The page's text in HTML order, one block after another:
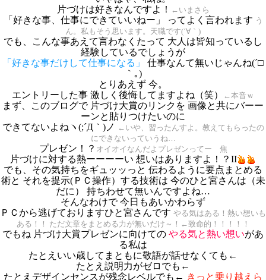
片づけは好きなんですよ！ ←いまさら
「好きな事、仕事にできていいねー」 ってよく言われます う
ん。私もそう思います。天職です(´∀｀)
でも、こんな事あえて言わなくたって 大人は皆知っているし
経験しているでしょうが
「 好きな事だけして仕事になる」 仕事なんて無いじゃんね(´□
｀｡)
とりあえず 今。
エントリーした事 激しく後悔してますよね（笑）
←本音ｗ
まず、このブログで 片づけ大賞のリンクを 画像と共にバーー
ーンと貼りつけたいのに
できてないよねヽ(;´Д｀)ノ ←いや、習ったんすよ。教えてもらったの
にできないっていうね…
プレゼン！？ オイオイなんだよプレゼンってー 焦
片づけに対する熱ーーーーい 想いはありますよ！？II
でも、その気持ちをギュッッっと 伝わるように要点まとめる
術と それを提示(ＰＣ操作）する技術は 今のひと宮さんは（未
だに） 持ちわせて無いんですよね…
そんなわけで 今日もあいかわらず
ＰＣから逃げておりますひと宮さんです やる気はある！熱い想いも
ある！！ ただ文章をまとめる力が無いだけ～！←致命的！！！！！
でもね 片づけ大賞プレゼンに向けての やる気と熱い想いがあ
る私は
たとえいい歳してまともに敬語が話せなくても←
たとえ説明力がゼロでも←
たとえデザインセンスが残念レベルでも← きっと乗り越えら